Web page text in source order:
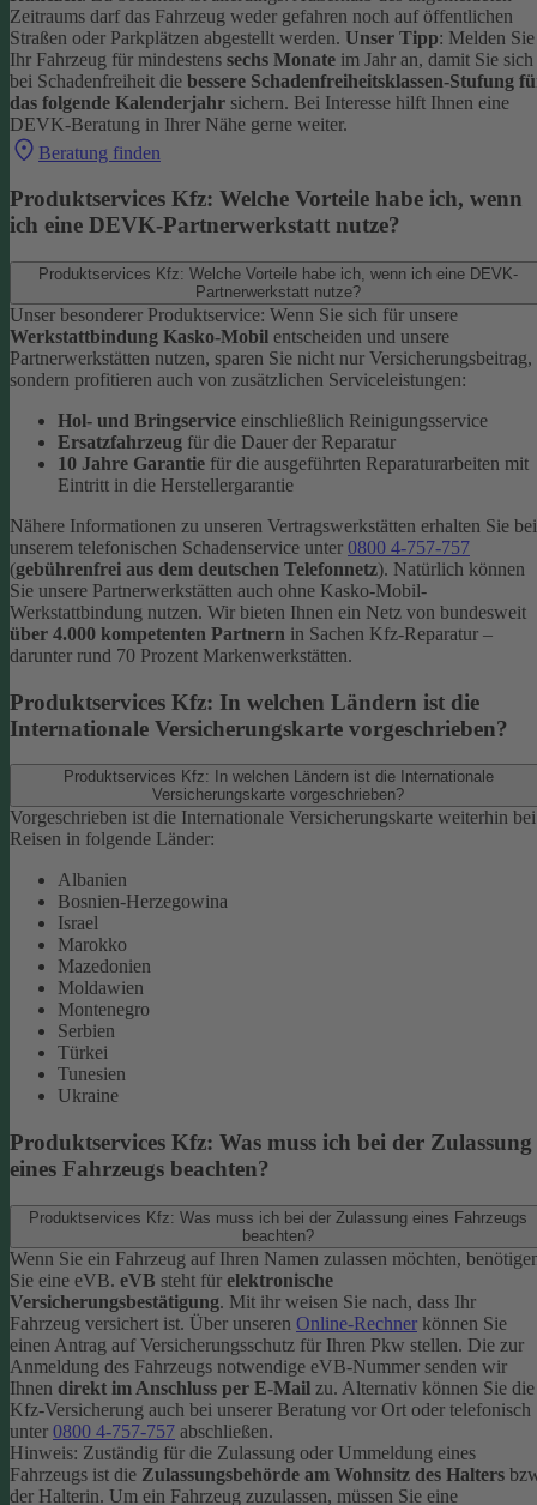
Zeitraums darf das Fahrzeug weder gefahren noch auf öffentlichen
Straßen oder Parkplätzen abgestellt werden. Unser Tipp: Melden Sie
Ihr Fahrzeug für mindestens sechs Monate im Jahr an, damit Sie sich
bei Schadenfreiheit die bessere Schadenfreiheitsklassen-Stufung
das folgende Kalenderjahr sichern. Bei Interesse hilft Ihnen eine
DEVK-Beratung in Ihrer Nähe gerne weiter.
Beratung finden
Produktservices Kfz: Welche Vorteile habe ich, wenn
ich eine DEVK-Partnerwerkstatt nutze?
Produktservices Kfz: Welche Vorteile habe ich, wenn ich eine DEVK-
Partnerwerkstatt nutze?
Unser besonderer Produktservice: Wenn Sie sich für unsere
Werkstattbindung Kasko-Mobil entscheiden und unsere
Partnerwerkstätten nutzen, sparen Sie nicht nur Versicherungsbeitrag,
sondern profitieren auch von zusätzlichen Serviceleistungen:
Hol- und Bringservice einschließlich Reinigungsservice
Ersatzfahrzeug für die Dauer der Reparatur
10 Jahre Garantie für die ausgeführten Reparaturarbeiten mit
Eintritt in die Herstellergarantie
Nähere Informationen zu unseren Vertragswerkstätten erhalten Sie bei
unserem telefonischen Schadenservice unter 0800 4-757-757
(gebührenfrei aus dem deutschen Telefonnetz). Natürlich können
Sie unsere Partnerwerkstätten auch ohne Kasko-Mobil-
Werkstattbindung nutzen. Wir bieten Ihnen ein Netz von bundesweit
über 4.000 kompetenten Partnern in Sachen Kfz-Reparatur –
darunter rund 70 Prozent Markenwerkstätten.
Produktservices Kfz: In welchen Ländern ist die
Internationale Versicherungskarte vorgeschrieben?
Produktservices Kfz: In welchen Ländern ist die Internationale
Versicherungskarte vorgeschrieben?
Vorgeschrieben ist die Internationale Versicherungskarte weiterhin bei
Reisen in folgende Länder:
Albanien
Bosnien-Herzegowina
Israel
Marokko
Mazedonien
Moldawien
Montenegro
Serbien
Türkei
Tunesien
Ukraine
Produktservices Kfz: Was muss ich bei der Zulassung
eines Fahrzeugs beachten?
Produktservices Kfz: Was muss ich bei der Zulassung eines Fahrzeugs
beachten?
Wenn Sie ein Fahrzeug auf Ihren Namen zulassen möchten,
Sie eine eVB. eVB steht für elektronische
Versicherungsbestätigung. Mit ihr weisen Sie nach, dass Ihr
Fahrzeug versichert ist. Über unseren Online-Rechner können Sie
einen Antrag auf Versicherungsschutz für Ihren Pkw stellen. Die zur
Anmeldung des Fahrzeugs notwendige eVB-Nummer senden wir
Ihnen direkt im Anschluss per E-Mail zu. Alternativ können Sie die
Kfz-Versicherung auch bei unserer Beratung vor Ort oder telefonisch
unter 0800 4-757-757 abschließen.
Hinweis: Zuständig für die Zulassung oder Ummeldung eines
Fahrzeugs ist die Zulassungsbehörde am Wohnsitz des Halters
der Halterin. Um ein Fahrzeug zuzulassen, müssen Sie eine